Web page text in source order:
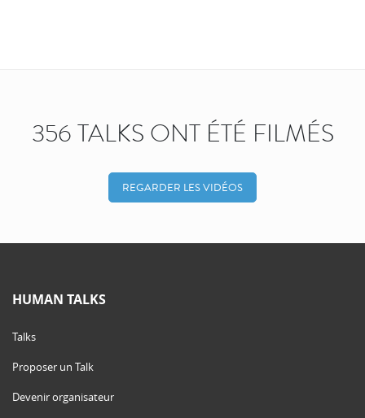
356 TALKS ONT ÉTÉ FILMÉS
REGARDER LES VIDÉOS
HUMAN TALKS
Talks
Proposer un Talk
Devenir organisateur